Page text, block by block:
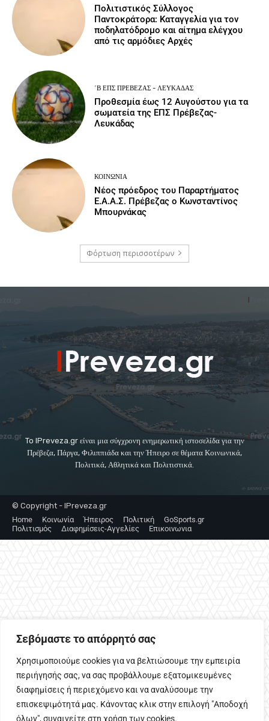
Σεβόμαστε το απόρρητό σας
Χρησιμοποιούμε cookies για να βελτιώσουμε την εμπειρία
περιήγησής σας, να σας προβάλλουμε εξατομικευμένες
διαφημίσεις ή περιεχόμενο και να αναλύσουμε την
επισκεψιμότητά μας. Κάνοντας κλικ στην επιλογή "Αποδοχή
όλων", συναινείτε στη χρήση των cookies.
Πολιτιστικός Σύλλογος
Παντοκράτορα: Καταγγελία για τον
ποδηλατόδρομο και αίτημα ελέγχου
από τις αρμόδιες Αρχές
΄Β ΕΠΣ ΠΡΈΒΕΖΑΣ - ΛΕΥΚΆΔΑΣ
Προθεσμία έως 12 Αυγούστου για τα
σωματεία της ΕΠΣ Πρέβεζας-
Λευκάδας
ΚΟΙΝΩΝΙΑ
Νέος πρόεδρος του Παραρτήματος
Ε.Α.Α.Σ. Πρέβεζας ο Κωνσταντίνος
Μπουρνάκας
Φόρτωση περισσοτέρων
To IPreveza.gr είναι μια σύγχρονη ενημερωτική ιστοσελίδα για την
Πρέβεζα, Πάργα, Φιλιππιάδα και την Ήπειρο σε θέματα Κοινωνικά,
Πολιτικά, Αθλητικά και Πολιτιστικά.
© Copyright - IPreveza.gr
Home
Κοινωνία Ήπειρος Πολιτική
GoSports.gr
Πολιτισμός
Διαφημίσεις-Αγγελίες Επικοινωνια